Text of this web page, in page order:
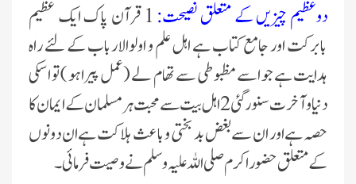
دوعظیم چیزیں کے متعلق نصیحت: 1 قرآن پاک ایک عظیم
بابرکت اور جامع کتاب ہے اہل علم و اولوالارباب کے لئے راہ
ہدایت ہے جو اسے مظبوطی سے تھام لے (عمل پیرا ہو ) تو اسکی
دنیا و آخرت سنور گئی 2 اہل بیت سے محبت ہر مسلمان کے ایمان کا
حصہ ہے اور ان سے بغض بد بختی و باعث ہلاکت ہے ان دونوں
کے متعلق حضور اکرم صلی اللہ علیہ وسلم نے وصیت فرمائی۔